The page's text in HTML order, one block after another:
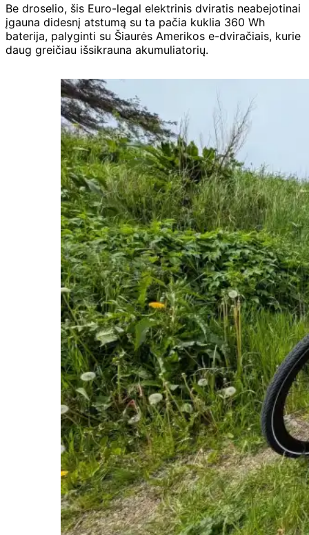
Be droselio, šis Euro-legal elektrinis dviratis neabejotinai
įgauna didesnį atstumą su ta pačia kuklia 360 Wh
baterija, palyginti su Šiaurės Amerikos e-dviračiais, kurie
daug greičiau išsikrauna akumuliatorių.